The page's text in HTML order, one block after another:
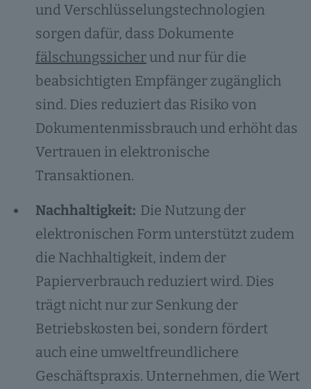
und Verschlüsselungstechnologien
sorgen dafür, dass Dokumente
fälschungssicher und nur für die
beabsichtigten Empfänger zugänglich
sind. Dies reduziert das Risiko von
Dokumentenmissbrauch und erhöht das
Vertrauen in elektronische
Transaktionen.
Nachhaltigkeit: Die Nutzung der
elektronischen Form unterstützt zudem
die Nachhaltigkeit, indem der
Papierverbrauch reduziert wird. Dies
trägt nicht nur zur Senkung der
Betriebskosten bei, sondern fördert
auch eine umweltfreundlichere
Geschäftspraxis. Unternehmen, die Wert